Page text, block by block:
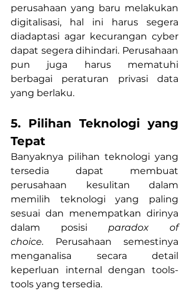
perusahaan yang baru melakukan
digitalisasi, hal ini harus segera
diadaptasi agar kecurangan cyber
dapat segera dihindari. Perusahaan
pun juga harus mematuhi
berbagai peraturan privasi data
yang berlaku.
5. Pilihan Teknologi yang
Tepat
Banyaknya pilihan teknologi yang
tersedia dapat membuat
perusahaan kesulitan dalam
memilih teknologi yang paling
sesuai dan menempatkan dirinya
dalam posisi paradox of
choice. Perusahaan semestinya
menganalisa secara detail
keperluan internal dengan tools-
tools yang tersedia.